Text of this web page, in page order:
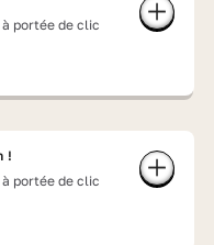
portée de clic
!
portée de clic